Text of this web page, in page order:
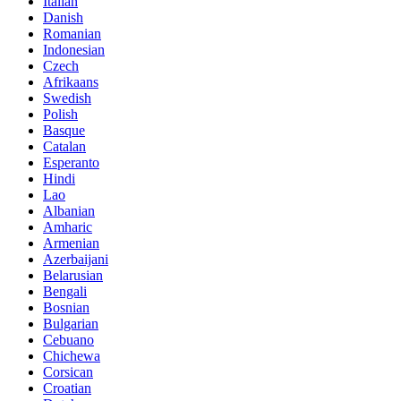
Danish
Romanian
Indonesian
Czech
Afrikaans
Swedish
Polish
Basque
Catalan
Esperanto
Hindi
Lao
Albanian
Amharic
Armenian
Azerbaijani
Belarusian
Bengali
Bosnian
Bulgarian
Cebuano
Chichewa
Corsican
Croatian